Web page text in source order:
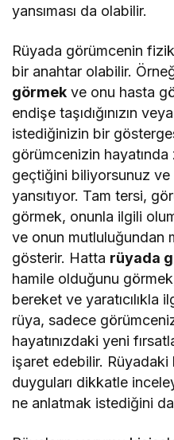
yansıması da olabilir.
Rüyada görümcenin
bir anahtar olabilir.
görmek ve onu hasta
endişe taşıdığınızın
istediğinizin bir
görümcenizin
geçtiğini biliyorsunuz ve
yansıtıyor. Tam tersi,
görmek, onunla ilgili
ve onun mutluluğundan
gösterir. Hatta rüyada
hamile olduğunu
bereket ve yaratıcılıkla
rüya, sadece
hayatınızdaki yeni
işaret edebilir.
duyguları dikkatle
ne anlatmak istediğini